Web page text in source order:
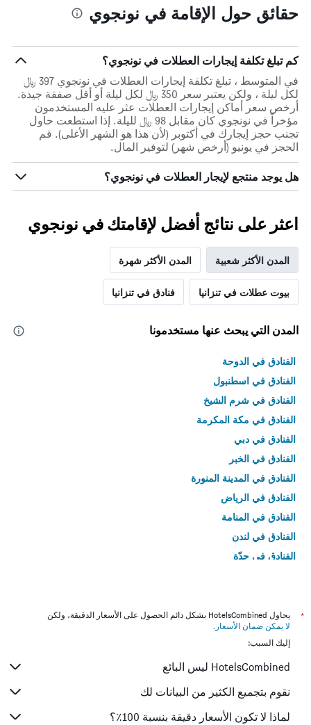
حقائق حول الإقامة في نونجوي
كم تبلغ تكلفة إيجارات العطلات في نونجوي؟
في المتوسط ، تبلغ تكلفة إيجارات العطلات في نونجوي 397 ﷼
لكل ليلة ، ولكن يعتبر سعر 350 ﷼ لكل ليلة أو أقل صفقة جيدة.
أرخص سعر أماكن إيجارات العطلات عثر عليه المستخدمون
مؤخراً في نونجوي كان مقابل 98 ﷼ لليلة. إذا استطعت حاول
تجنب حجز إيجارك في أكتوبر (لأن هذا هو الشهر الأغلى). قم
الحجز في يونيو (أرخص شهر) لتوفير المال.
هل يوجد منتجع لإيجار العطلات في نونجوي؟
اعثر على نتائج أفضل لإقامتك في نونجوي
المدن الأكثر شعبية المدن الأكثر شهرة
بيوت عطلات في تنزانيا فنادق في تنزانيا
المدن التي يبحث عنها مستخدمونا
الفنادق في الدوحة
الفنادق في اسطنبول
الفنادق في شرم الشيخ
الفنادق في مكة المكرمة
الفنادق في دبي
الفنادق في الخبر
الفنادق في المدينة المنورة
الفنادق في الرياض
الفنادق في المنامة
الفنادق في لندن
الفنادق في جدّة
*
يحاول HotelsCombined بشكل دائم الحصول على الأسعار الدقيقة، ولكن
لا يمكن ضمان الأسعار .
إليك السبب:
HotelsCombined ليس البائع
نقوم بتجميع الكثير من البيانات لك
لماذا لا تكون الأسعار دقيقة بنسبة 100٪؟